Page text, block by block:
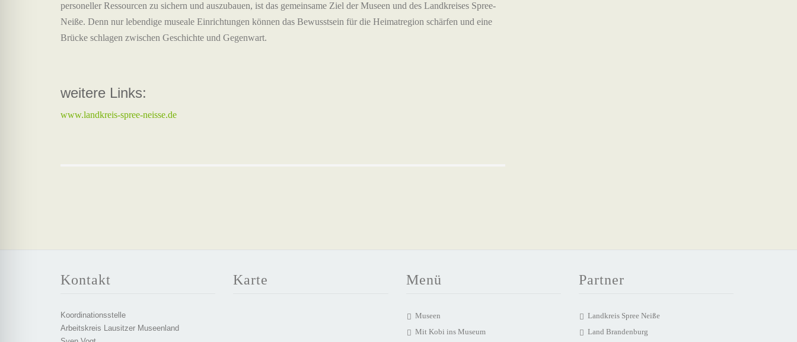
personeller Ressourcen zu sichern und auszubauen, ist das gemeinsame Ziel der Museen und des Landkreises Spree-
Neiße. Denn nur lebendige museale Einrichtungen können das Bewusstsein für die Heimatregion schärfen und eine
Brücke schlagen zwischen Geschichte und Gegenwart.
weitere Links:
www.landkreis-spree-neisse.de
Kontakt
Koordinationsstelle
Arbeitskreis Lausitzer Museenland
Karte Menü
Museen
Mit Kobi ins Museum
Partner
Landkreis Spree Neiße
Land Brandenburg